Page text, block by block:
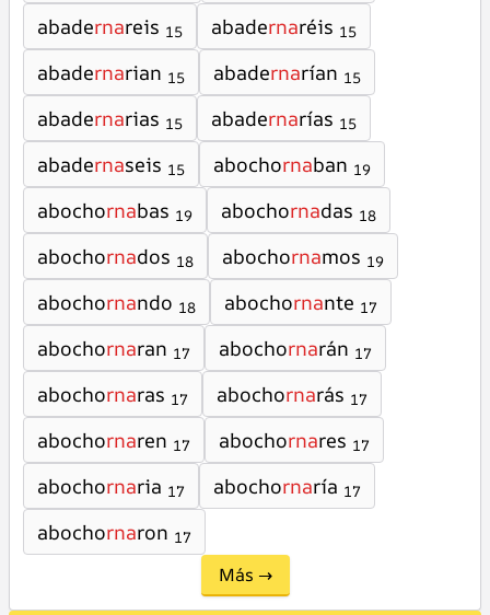
abadernareis 15 abadernaréis 15
abadernarian 15 abadernarían 15
abadernarias 15 abadernarías 15
abadernaseis 15 abochornaban 19
abochornabas 19 abochornadas 18
abochornados 18 abochornamos 19
abochornando 18 abochornante 17
abochornaran 17 abochornarán 17
abochornaras 17 abochornarás 17
abochornaren 17 abochornares 17
abochornaria 17 abochornaría 17
abochornaron 17
Más →